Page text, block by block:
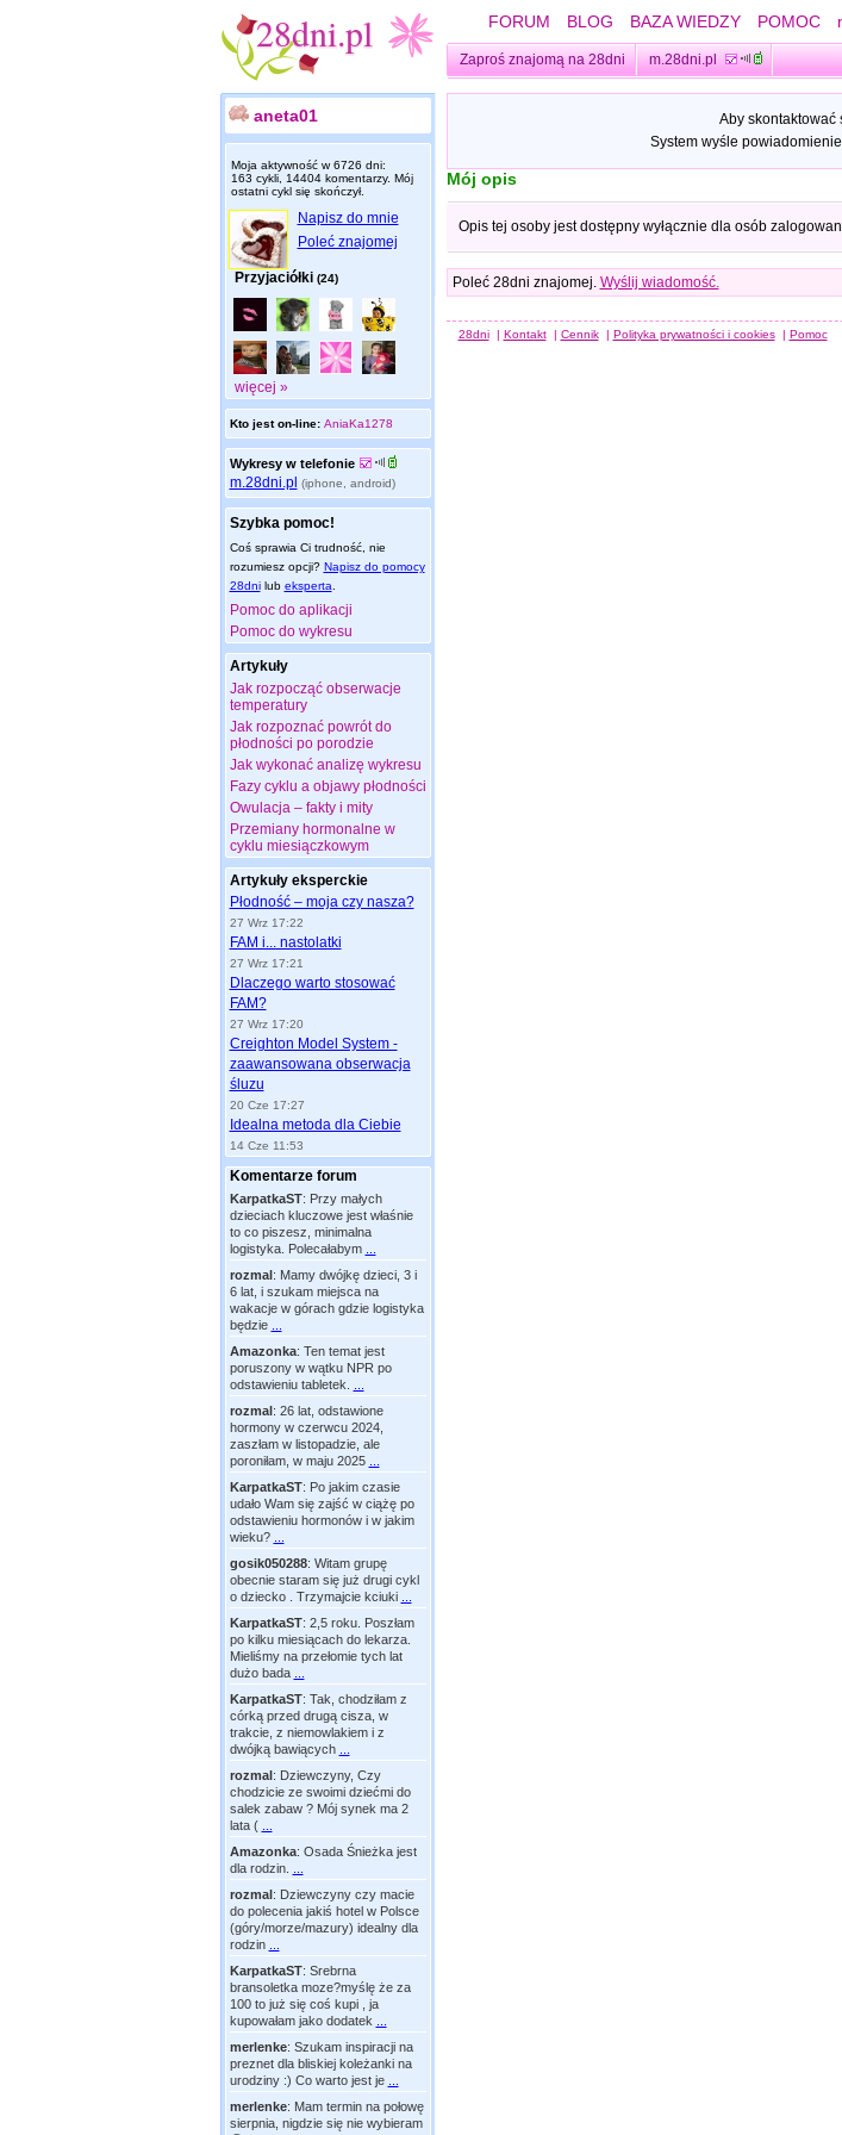
FORUM BLOG BAZA WIEDZY POMOC
Zaproś znajomą na 28dni m.28dni.pl
aneta01
Moja aktywność w 6726 dni:
163 cykli, 14404 komentarzy. Mój
ostatni cykl się skończył.
Napisz do mnie
Poleć znajomej
Przyjaciółki (24)
więcej »
Kto jest on-line: AniaKa1278
Wykresy w telefonie
m.28dni.pl (iphone, android)
Szybka pomoc!
Coś sprawia Ci trudność, nie
rozumiesz opcji? Napisz do pomocy
28dnilub eksperta
Pomoc do aplikacji
Pomoc do wykresu
Artykuły
Jak rozpocząć obserwacje
temperatury
Jak rozpoznać powrót do
płodności po porodzie
Jak wykonać analizę wykresu
Fazy cyklu a objawy płodności
Owulacja – fakty i mity
Przemiany hormonalne w
cyklu miesiączkowym
Artykuły eksperckie
Płodność – moja czy nasza?
27 Wrz 17:22
FAM i... nastolatki
27 Wrz 17:21
Dlaczego warto stosować
FAM?
27 Wrz 17:20
Creighton Model System -
zaawansowana obserwacja
śluzu
20 Cze 17:27
Idealna metoda dla Ciebie
14 Cze 11:53
Komentarze forum
KarpatkaST: Przy małych
dzieciach kluczowe jest właśnie
to co piszesz, minimalna
logistyka. Polecałabym
rozmal: Mamy dwójkę dzieci, 3 i
6 lat, i szukam miejsca na
wakacje w górach gdzie logistyka
będzie
Amazonka: Ten temat jest
poruszony w wątku NPR po
odstawieniu tabletek.
rozmal: 26 lat, odstawione
hormony w czerwcu 2024,
zaszłam w listopadzie, ale
poroniłam, w maju 2025
KarpatkaST: Po jakim czasie
udało Wam się zajść w ciążę po
odstawieniu hormonów i w jakim
wieku?
gosik050288: Witam grupę
obecnie staram się już drugi cykl
o dziecko . Trzymajcie kciuki
KarpatkaST: 2,5 roku. Poszłam
po kilku miesiącach do lekarza.
Mieliśmy na przełomie tych lat
dużo bada
KarpatkaST: Tak, chodziłam z
córką przed drugą cisza, w
trakcie, z niemowlakiem i z
dwójką bawiących
rozmal: Dziewczyny, Czy
chodzicie ze swoimi dziećmi do
salek zabaw ? Mój synek ma 2
lata (
Amazonka: Osada Śnieżka jest
dla rodzin.
rozmal: Dziewczyny czy macie
do polecenia jakiś hotel w Polsce
(góry/morze/mazury) idealny dla
rodzin
KarpatkaST: Srebrna
bransoletka moze?myślę że za
100 to już się coś kupi , ja
kupowałam jako dodatek
merlenke: Szukam inspiracji na
preznet dla bliskiej koleżanki na
urodziny :) Co warto jest je
merlenke: Mam termin na połowę
sierpnia, nigdzie się nie wybieram
Aby skontaktować
System wyśle
Mój opis
Opis tej osoby jest dostępny wyłącznie dla osób
Poleć 28dni znajomej. Wyślij wiadomość.
28dni | Kontakt | Cennik | Polityka prywatności i cookies | Pomoc